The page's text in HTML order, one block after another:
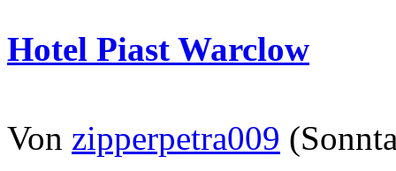
Hotel Piast Warclow
Von zipperpetra009